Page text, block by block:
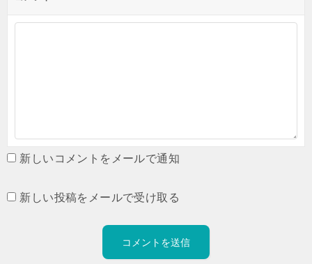
新しいコメントをメールで通知
新しい投稿をメールで受け取る